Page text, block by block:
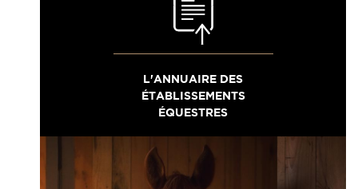
L'ANNUAIRE DES
ÉTABLISSEMENTS
ÉQUESTRES